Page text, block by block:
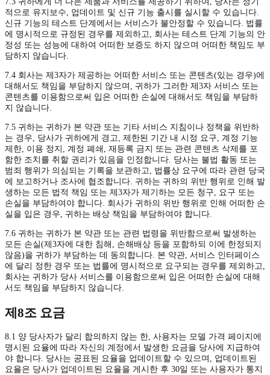
적으로 유지보수, 업데이트 및 신규 기능 출시를 실시할 수 있습니다.
신규 기능의 테스트 단계에서는 서비스가 불안정할 수 있습니다. 법률
에 명시적으로 규정된 경우를 제외하고, 회사는 테스트 단계 기능의 안
정성 또는 성능에 대하여 어떠한 보증도 하지 않으며 어떠한 책임도 부
담하지 않습니다.
7.4 회사는 제3자가 제공하는 어떠한 서비스 또는 콘텐츠(있는 경우)에
대해서도 책임을 부담하지 않으며, 귀하가 그러한 제3자 서비스 또는
콘텐츠를 이용함으로써 입은 어떠한 손실에 대해서도 책임을 부담하
지 않습니다.
7.5 귀하는 귀하가 본 약관 또는 기타 서비스 지침이나 정책을 위반하
는 경우, 당사가 귀하에게 경고, 제한된 기간 내 시정 요구, 계정 기능
제한, 이용 정지, 계정 폐쇄, 재등록 금지 또는 관련 콘텐츠 삭제를 포
함한 조치를 취할 권리가 있음을 인정합니다. 당사는 불법 활동 또는
범죄 행위가 의심되는 기록을 보관하고, 법률상 요구에 따라 관련 당국
에 보고하거나 조사에 협조합니다. 귀하는 귀하의 위반 행위로 인해 발
생하는 모든 법적 책임 또는 제3자가 제기하는 모든 청구, 요구 또는
손실을 부담하여야 합니다. 회사가 귀하의 위반 행위로 인해 어떠한 손
실을 입은 경우, 귀하는 배상 책임을 부담하여야 합니다.
7.6 귀하는 귀하가 본 약관 또는 관련 법령을 위반함으로써 발생하는
모든 손실(제3자에 대한 침해, 손해배상 등을 포함하되 이에 한정되지
않음)을 귀하가 부담하는 데 동의합니다. 본 약관, 서비스 인터페이스
에 달리 정한 경우 또는 법률에 명시적으로 요구되는 경우를 제외하고,
회사는 귀하가 당사 서비스를 이용함으로써 입은 어떠한 손실에 대해
서도 책임을 부담하지 않습니다.
제8조 요금
8.1 양 당사자가 달리 합의하지 않는 한, 사용자는 모델 가격 페이지에
명시된 요율에 따라 자신의 계정에서 발생한 요금을 당사에 지급하여
야 합니다. 당사는 공표된 요율을 업데이트할 수 있으며, 업데이트된
요율은 당사가 업데이트된 요율을 게시한 후 30일 또는 사용자가 통지